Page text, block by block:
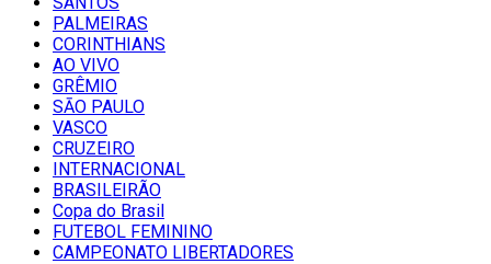
PALMEIRAS
CORINTHIANS
AO VIVO
GRÊMIO
SĀO PAULO
VASCO
CRUZEIRO
INTERNACIONAL
BRASILEIRÃO
Copa do Brasil
FUTEBOL FEMININO
CAMPEONATO LIBERTADORES